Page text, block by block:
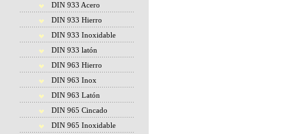
DIN 933 Acero
DIN 933 Hierro
DIN 933 Inoxidable
DIN 933 latón
DIN 963 Hierro
DIN 963 Inox
DIN 963 Latón
DIN 965 Cincado
DIN 965 Inoxidable